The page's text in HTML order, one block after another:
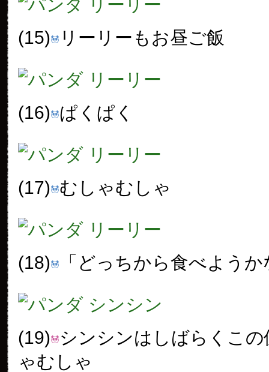
(15) リーリーもお昼ご飯
(16) ぱくぱく
(17) むしゃむしゃ
(18) 「どっちから食べようか
(19) シンシンはしばらくこ
ゃむしゃ